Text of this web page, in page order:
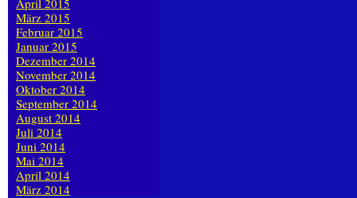
April 2015
März 2015
Februar 2015
Januar 2015
Dezember 2014
November 2014
Oktober 2014
September 2014
August 2014
Juli 2014
Juni 2014
Mai 2014
April 2014
März 2014